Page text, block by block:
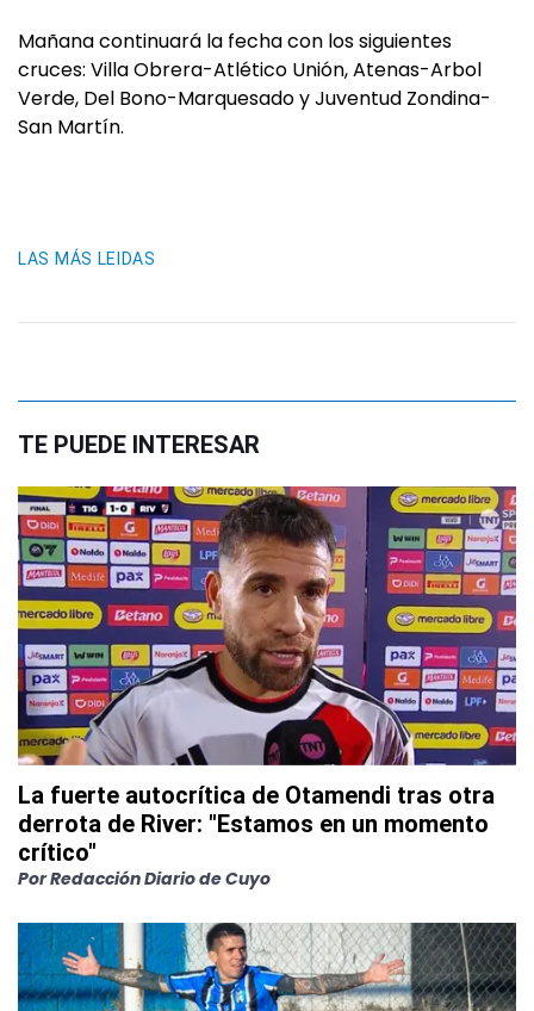
Mañana continuará la fecha con los siguientes
cruces: Villa Obrera-Atlético Unión, Atenas-Arbol
Verde, Del Bono-Marquesado y Juventud Zondina-
San Martín.
LAS MÁS LEIDAS
TE PUEDE INTERESAR
La fuerte autocrítica de Otamendi tras otra
derrota de River: "Estamos en un momento
crítico"
PorRedacción Diario de Cuyo